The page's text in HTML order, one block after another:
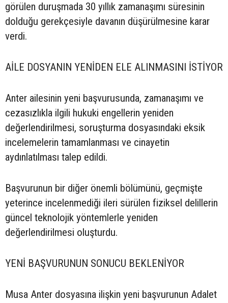
görülen duruşmada 30 yıllık zamanaşımı süresinin
dolduğu gerekçesiyle davanın düşürülmesine karar
verdi.
AİLE DOSYANIN YENİDEN ELE ALINMASINI İSTİYOR
Anter ailesinin yeni başvurusunda, zamanaşımı ve
cezasızlıkla ilgili hukuki engellerin yeniden
değerlendirilmesi, soruşturma dosyasındaki eksik
incelemelerin tamamlanması ve cinayetin
aydınlatılması talep edildi.
Başvurunun bir diğer önemli bölümünü, geçmişte
yeterince incelenmediği ileri sürülen fiziksel delillerin
güncel teknolojik yöntemlerle yeniden
değerlendirilmesi oluşturdu.
YENİ BAŞVURUNUN SONUCU BEKLENİYOR
Musa Anter dosyasına ilişkin yeni başvurunun Adalet